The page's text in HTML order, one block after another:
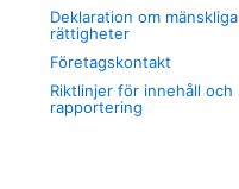
Deklaration om mänskliga
rättigheter
Företagskontakt
Riktlinjer för innehåll och
rapportering